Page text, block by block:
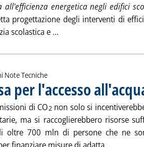
all'efficienza energetica negli edifici
progettazione degli interventi di
scolastica e ...
Note Tecniche
per l'accesso
di CO2 non solo si
ma si raccoglierebbero risorse
oltre 700 mln di persone che ne